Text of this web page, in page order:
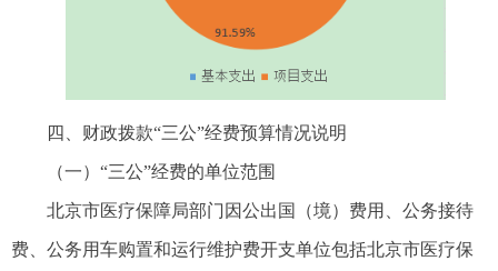
四、财政拨款“三公”经费预算情况说明
（一）“三公”经费的单位范围
北京市医疗保障局部门因公出国（境）费用、公务接待
费、公务用车购置和运行维护费开支单位包括北京市医疗保